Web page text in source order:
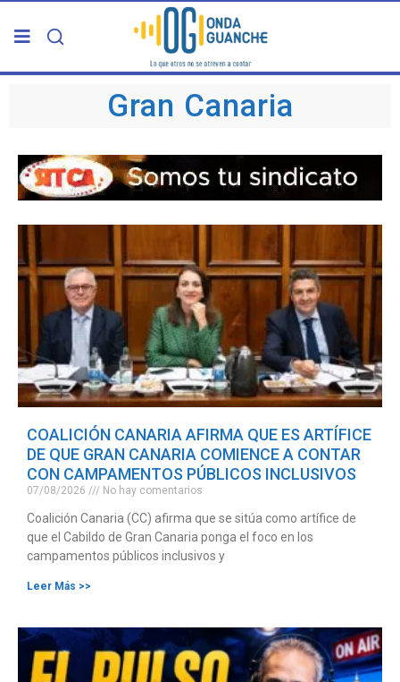
GRAN CANARIA
5ª COLUMNA
CARTAS DEL DIRECTOR
ENTREVISTAS
OPINIÓN
Gran Canaria
COALICIÓN CANARIA AFIRMA QUE ES ARTÍFICE
DE QUE GRAN CANARIA COMIENCE A CONTAR
CON CAMPAMENTOS PÚBLICOS INCLUSIVOS
07/08/2026 No hay comentarios
Coalición Canaria (CC) afirma que se sitúa como artífice de
que el Cabildo de Gran Canaria ponga el foco en los
campamentos públicos inclusivos y
Leer Más >>